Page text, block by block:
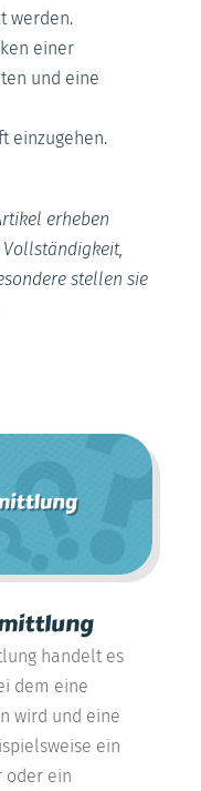
werden.
einer
und eine
einzugehen.
erheben
stellen sie
handelt es
dem eine
wird und eine
ein
oder ein